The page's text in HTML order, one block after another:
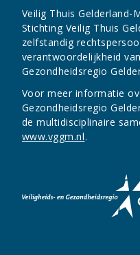
Veilig Thuis Gelderland-
Stichting Veilig Thuis
zelfstandig
verantwoordelijkheid
Gezondheidsregio
Voor meer informatie
Gezondheidsregio
de multidisciplinaire
www.vggm.nl.